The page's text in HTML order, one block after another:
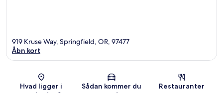
Kort
919 Kruse Way, Springfield, OR, 97477
Åbn kort
Hvad ligger i
Sådan kommer du
Restauranter